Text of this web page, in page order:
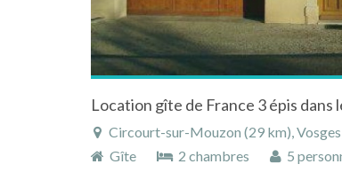
Location gîte de France 3 épis
Circourt-sur-Mouzon (29 km),
Gîte
2 chambres 5